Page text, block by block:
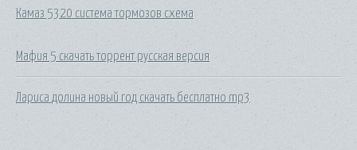
Камаз 5320 система тормозов схема
Мафия 5 скачать торрент русская версия
Лариса долина новый год скачать бесплатно mp3